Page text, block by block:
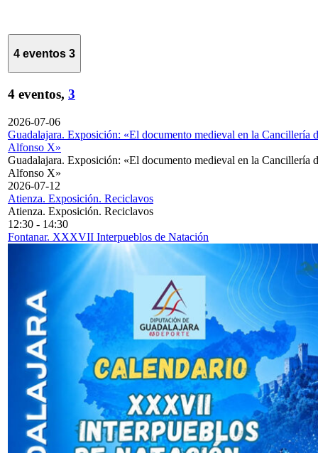
4 eventos 3
4 eventos, 3
2026-07-06
Guadalajara. Exposición: «El documento medieval en la Cancillería
Alfonso X»
Guadalajara. Exposición: «El documento medieval en la Cancillería
Alfonso X»
2026-07-12
Atienza. Exposición. Reciclavos
Atienza. Exposición. Reciclavos
12:30 - 14:30
Fontanar. XXXVII Interpueblos de Natación